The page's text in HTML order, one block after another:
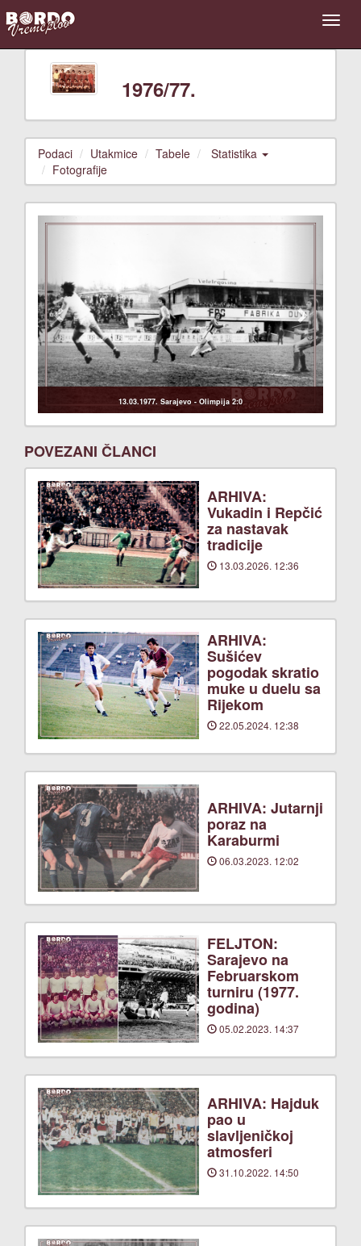
1976/77.
Podaci Utakmice Tabele
Statistika
Fotografije
13.03.1977. Sarajevo - Olimpija 2:0
Previous Next
POVEZANI ČLANCI
ARHIVA:
Vukadin i Repčić
za nastavak
tradicije
13.03.2026. 12:36
ARHIVA:
Sušićev
pogodak skratio
muke u duelu sa
Rijekom
22.05.2024. 12:38
ARHIVA: Jutarnji
poraz na
Karaburmi
06.03.2023. 12:02
FELJTON:
Sarajevo na
Februarskom
turniru (1977.
godina)
05.02.2023. 14:37
ARHIVA: Hajduk
pao u
slavljeničkoj
atmosferi
31.10.2022. 14:50